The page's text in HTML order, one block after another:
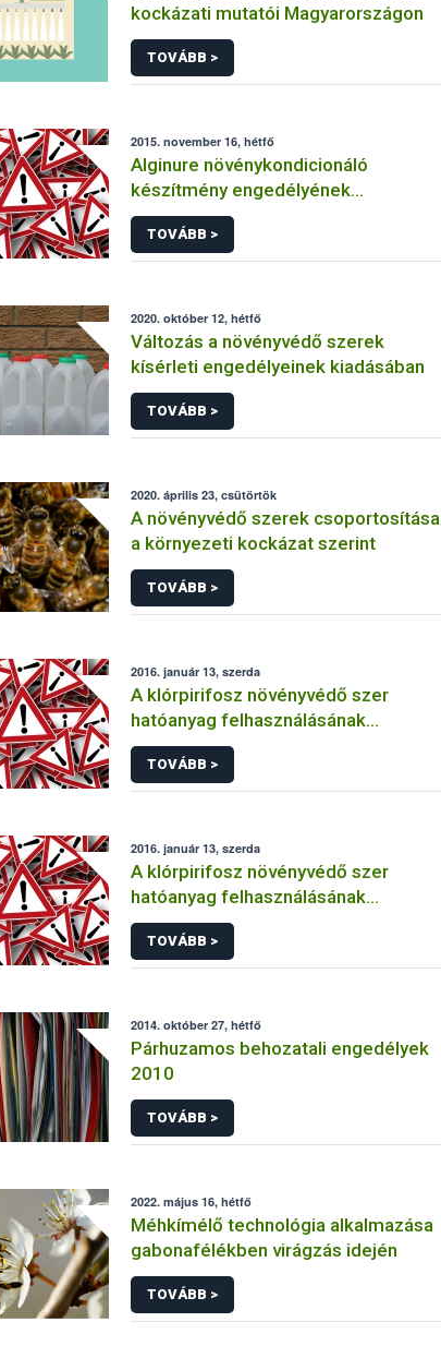
kockázati mutatói Magyarországon
TOVÁBB >
2015. november 16, hétfő
Alginure növénykondicionáló
készítmény engedélyének
felfüggesztése
TOVÁBB >
2020. október 12, hétfő
Változás a növényvédő szerek
kísérleti engedélyeinek kiadásában
TOVÁBB >
2020. április 23, csütörtök
A növényvédő szerek csoportosítása
a környezeti kockázat szerint
TOVÁBB >
2016. január 13, szerda
A klórpirifosz növényvédő szer
hatóanyag felhasználásának
korlátozása
TOVÁBB >
2016. január 13, szerda
A klórpirifosz növényvédő szer
hatóanyag felhasználásának
korlátozása
TOVÁBB >
2014. október 27, hétfő
Párhuzamos behozatali engedélyek
2010
TOVÁBB >
2022. május 16, hétfő
Méhkímélő technológia alkalmazása
gabonafélékben virágzás idején
TOVÁBB >